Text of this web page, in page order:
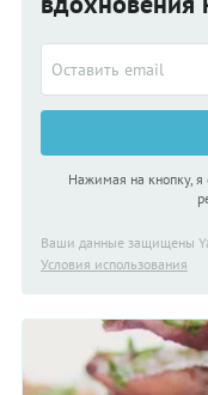
Нажимая на кнопку,
Ваши данные защищены
Условия использования